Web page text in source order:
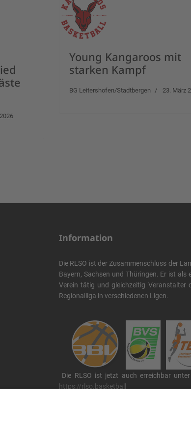
Young Kangaroos mit
starken Kampf
BG Leitershofen/Stadtbergen 23. März
Information
Die RLSO ist der Zusammenschluss der
Bayern, Sachsen und Thüringen. Er ist als
Verein tätig und gleichzeitig Veranstalter
Regionalliga in verschiedenen Ligen.
Die RLSO ist jetzt auch erreichbar
https://rlso.basketball